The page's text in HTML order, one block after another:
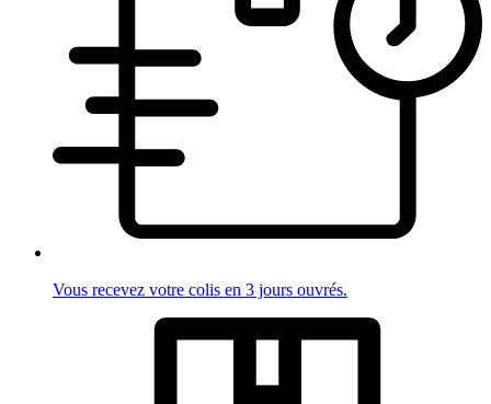
Vous recevez votre colis en 3 jours ouvrés.